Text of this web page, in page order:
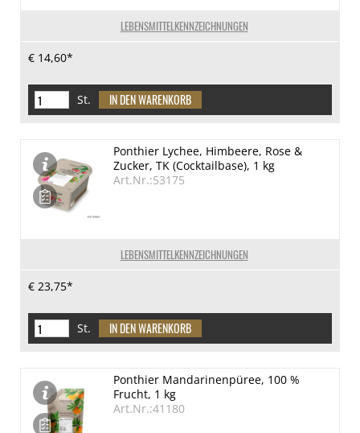
LEBENSMITTELKENNZEICHNUNGEN
€ 14,60*
St.
LEBENSMITTELKENNZEICHNUNGEN
Ponthier Lychee, Himbeere, Rose &
Zucker, TK (Cocktailbase), 1 kg
Art.Nr.:53175
€ 23,75*
St.
Ponthier Mandarinenpüree, 100 %
Frucht, 1 kg
Art.Nr.:41180